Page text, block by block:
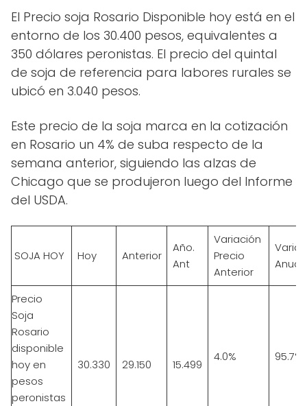
El Precio soja Rosario Disponible hoy está en el
entorno de los 30.400 pesos, equivalentes a
350 dólares peronistas. El precio del quintal
de soja de referencia para labores rurales se
ubicó en 3.040 pesos.
Este precio de la soja marca en la cotización
en Rosario un 4% de suba respecto de la
semana anterior, siguiendo las alzas de
Chicago que se produjeron luego del Informe
del USDA.
SOJA HOY Hoy Anterior
Año.
Ant
Variación
Precio
Anterior
Anual
Precio
Soja
Rosario
disponible
hoy en
pesos
peronistas
30.330 29.150 15.499
4.0% 95.7%